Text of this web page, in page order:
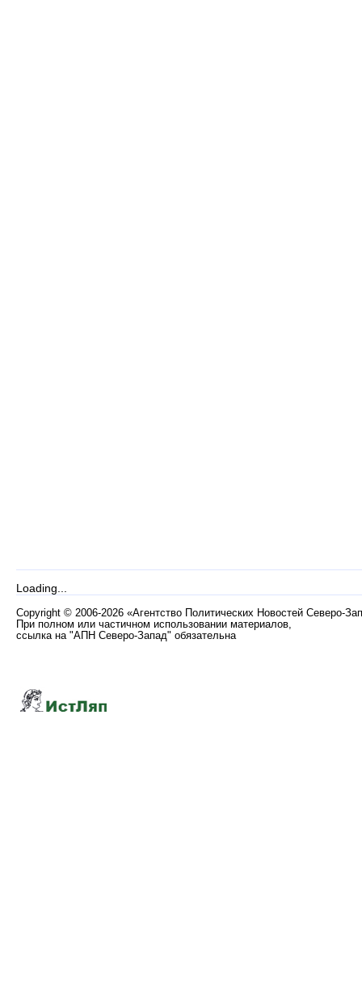
Loading...
Copyright © 2006-2026 «Агентство Политических Новостей Северо-
При полном или частичном использовании материалов,
ссылка на "АПН Северо-Запад" обязательна